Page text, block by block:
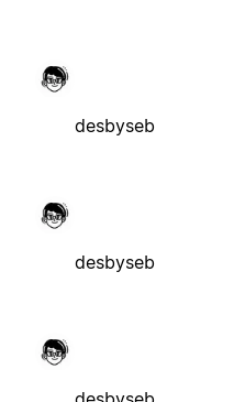
desbyseb
desbyseb